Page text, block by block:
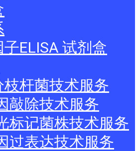
ELISA 试剂盒
枝杆菌技术服务
敲除技术服务
标记菌株技术服务
过表达技术服务